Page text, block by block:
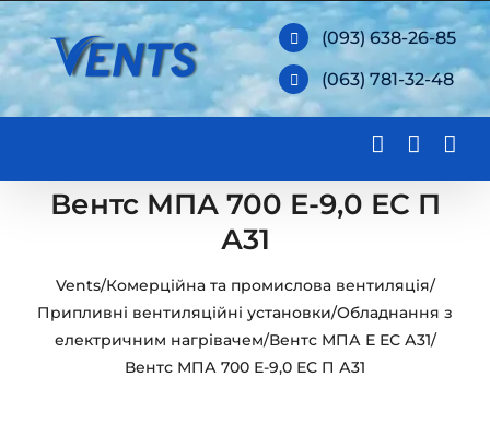
Skip
to
content
(093) 638-26-85
(063) 781-32-48
Вентс МПА 700 Е-9,0 ЕС П
А31
Vents/Комерційна та промислова вентиляція/
Припливні вентиляційні установки/Обладнання з
електричним нагрівачем/Вентс МПА Е ЕС А31/
Вентс МПА 700 Е-9,0 ЕС П А31